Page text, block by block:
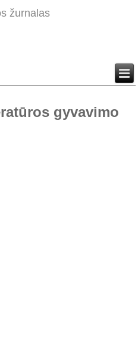
žurnalas
gyvavimo